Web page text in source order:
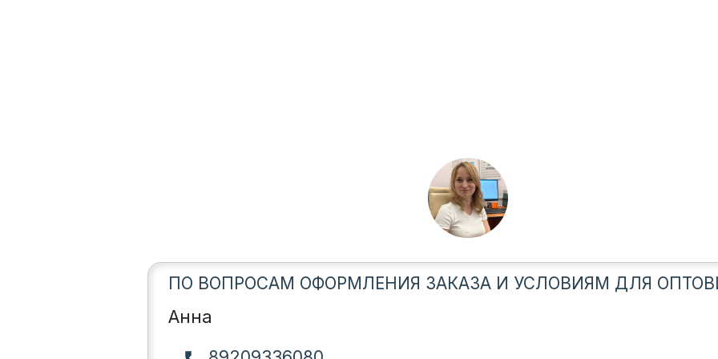
ПО ВОПРОСАМ ОФОРМЛЕНИЯ ЗАКАЗА И УСЛОВИЯМ ДЛЯ
Анна